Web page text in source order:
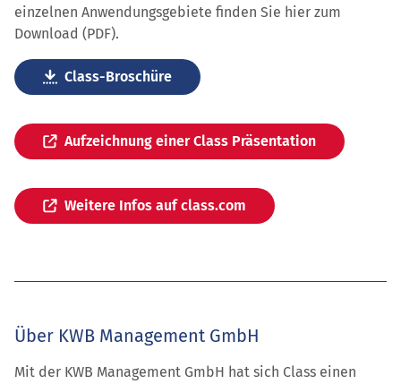
einzelnen Anwendungsgebiete finden Sie hier zum
Download (PDF).
Class-Broschüre
Aufzeichnung einer Class Präsentation
Weitere Infos auf class.com
Über KWB Management GmbH
Mit der KWB Management GmbH hat sich Class einen